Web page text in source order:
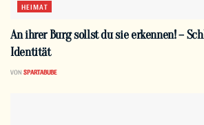
HEIMAT
An ihrer Burg sollst du sie erkennen! –
Identität
VON SPARTABUBE